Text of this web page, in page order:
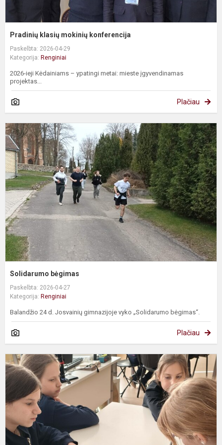
Pradinių klasių mokinių konferencija
Paskelbta: 2026-04-29
Kategorija: Renginiai
2026-ieji Kėdainiams – ypatingi metai: mieste įgyvendinamas
projektas...
Plačiau
Solidarumo bėgimas
Paskelbta: 2026-04-27
Kategorija: Renginiai
Balandžio 24 d. Josvainių gimnazijoje vyko „Solidarumo bėgimas“.
Plačiau